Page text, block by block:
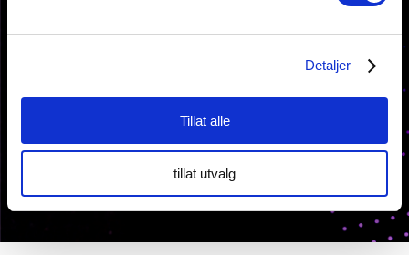
Detaljer
Tillat alle
tillat utvalg
post@innovasjon-gardermoen.no